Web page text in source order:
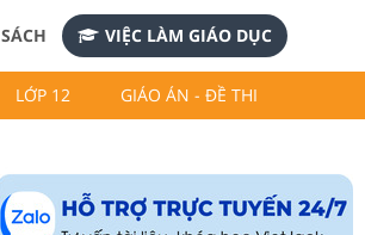
SÁCH VIỆC LÀM GIÁO DỤC
LỚP 12 GIÁO ÁN - ĐỀ THI